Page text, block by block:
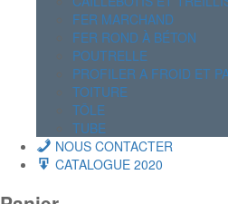
FER MARCHAND
FER ROND À BÉTON
POUTRELLE
PROFILER A FROID ET
TOITURE
TÔLE
TUBE
NOUS CONTACTER
CATALOGUE 2020